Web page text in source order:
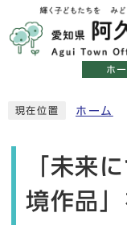
ホ
現在位置 ホーム
「未来
境作品